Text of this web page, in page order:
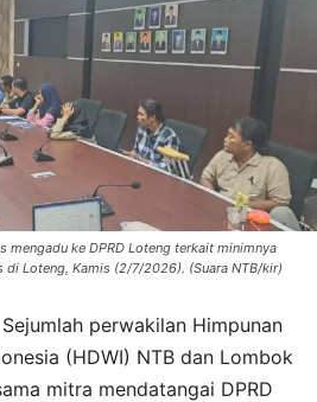
mengadu ke DPRD Loteng terkait minimnya
Loteng, Kamis (2/7/2026). (Suara NTB/kir)
perwakilan Himpunan
(HDWI) NTB dan Lombok
mitra mendatangai DPRD